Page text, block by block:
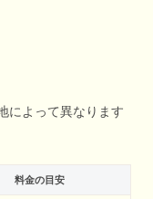
によって異なります
料金の目安